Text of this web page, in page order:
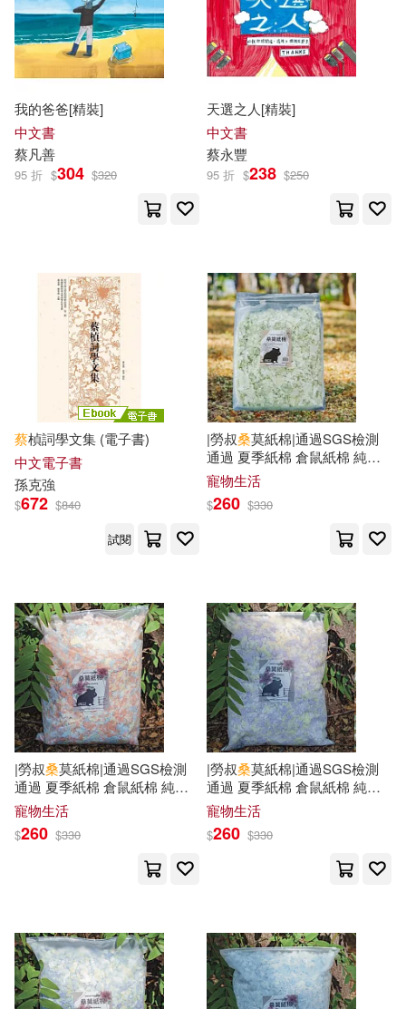
陳建佑(10)
（法）居伊·德·莫泊桑(10)
DANBI(9)
Kang Muwon(強武源)(9)
大衛．杜(9) 小泉八雲(9)
廖藪芬(9) 斑鰶幼魚(9)
林硯俞(9) 莫里斯．盧布朗(9)
蔡勁松（主編）(9)
蔡國勝（主編）(9) 蔡大(9)
蔡庭榕(9) 蔡志浩(9)
蔡恪恕(9) 蔡承豪(9)
蔡春進(9) 蔡榮勇(9)
蔡知臻(9) 蔡美保(9)
蔡義江(9) 蔡詩偉(9)
陳瑞君(9) 龍川(9)
上海外語教育出版社(25)
中國科學技術出版社(25)
出色文化(25) 如何(25)
廈門大學出版社(25)
華東師範大學出版社(25)
貴州人民出版社(25)
中國水利水電出版社(24)
人民交通出版社(24) 威向(24)
廣東人民出版社(24)
繆思(24) 譯林出版社(24)
BIS(23) 九州出版社(23)
小熊出版(23)
山東人民出版社(23)
廣東科技出版社(23) 皇冠(23)
重慶出版社(23)
我的爸爸[精裝]
中文書
蔡凡善
95 折 $304 $320
天選之人[精裝]
中文書
蔡永豐
95 折 $238 $250
蔡楨詞學文集 (電子書)
中文電子書
孫克強
$672 $840
試閱
|勞叔桑莫紙棉|通過SGS檢測
通過 夏季紙棉 倉鼠紙棉 純紙
紙棉 木漿紙棉 倉鼠紙棉 紙棉
無塵紙棉 倉鼠墊料 墊料 薄荷
馬丁尼
寵物生活
$260 $330
|勞叔桑莫紙棉|通過SGS檢測
通過 夏季紙棉 倉鼠紙棉 純紙
紙棉 木漿紙棉 倉鼠紙棉 紙棉
無塵紙棉 倉鼠墊料 墊料 橘子
汽水
寵物生活
$260 $330
|勞叔桑莫紙棉|通過SGS檢測
通過 夏季紙棉 倉鼠紙棉 純紙
紙棉 木漿紙棉 倉鼠紙棉 紙棉
無塵紙棉 倉鼠墊料 墊料 芋香
波波
寵物生活
$260 $330